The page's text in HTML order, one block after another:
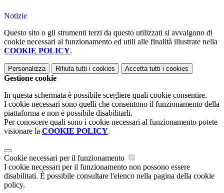
Notizie
Questo sito o gli strumenti terzi da questo utilizzati si avvalgono di
cookie necessari al funzionamento ed utili alle finalità illustrate nella
COOKIE POLICY.
Personalizza Rifiuta tutti i cookies Accetta tutti i cookies
Gestione cookie
In questa schermata è possibile scegliere quali cookie consentire.
I cookie necessari sono quelli che consentono il funzionamento della
piattaforma e non è possibile disabilitarli.
Per conoscere quali sono i cookie necessari al funzionamento potete
visionare la COOKIE POLICY.
Cookie necessari per il funzionamento
I cookie necessari per il funzionamento non possono essere
disabilitati. È possibile consultare l'elenco nella pagina della cookie
policy.